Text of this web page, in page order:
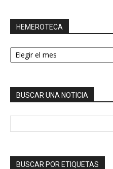
HEMEROTECA
HEMEROTECA
BUSCAR UNA NOTICIA
BUSCAR POR ETIQUETAS